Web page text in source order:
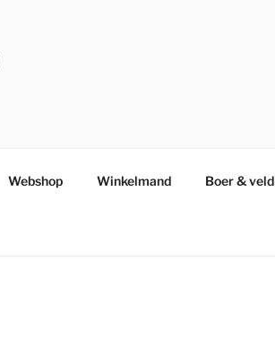
Webshop Winkelmand Boer & veld